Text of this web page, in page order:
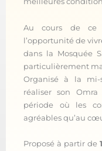
Au cours de ce
l’opportunité de
dans la Mosquée
particulièrement
Organisé à la mi-
réaliser son
période où les
agréables qu’au
Proposé à partir de